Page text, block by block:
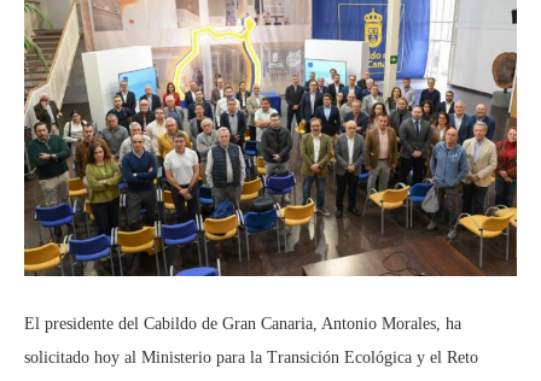
El presidente del Cabildo de Gran Canaria, Antonio Morales, ha
solicitado hoy al Ministerio para la Transición Ecológica y el Reto